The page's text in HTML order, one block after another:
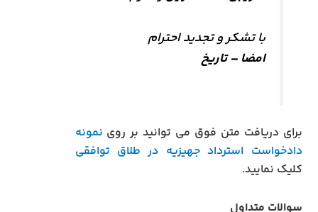
با تشکر و تجدید احترام
امضا – تاریخ
برای دریافت متن فوق می توانید بر روی نمونه
دادخواست استرداد جهیزیه در طلاق توافقی
کلیک نمایید.
سوالات متداول